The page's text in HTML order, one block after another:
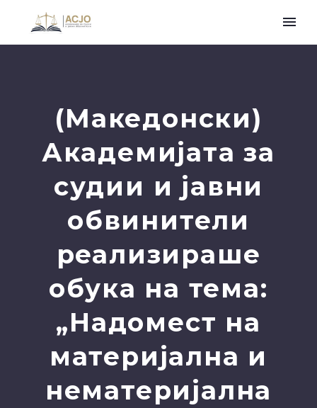
(Македонски)
Академијата за
судии и јавни
обвинители
реализираше
обука на тема:
„Надомест на
материјална и
нематеријална